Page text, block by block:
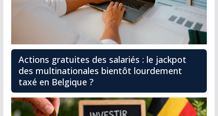
Actions gratuites des salariés : le jackpot
des multinationales bientôt lourdement
taxé en Belgique ?